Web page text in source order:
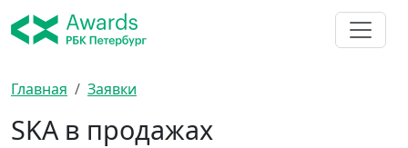
Главная Заявки
SKA в продажах